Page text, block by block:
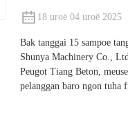
18 uroë 04 uroë 2025
Bak tanggai 15 sampoe
Shunya Machinery Co.,
Peugot Tiang Beton,
pelanggan baro ngon tuha